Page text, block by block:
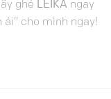
ghé LEIKA ngay
cho mình ngay!